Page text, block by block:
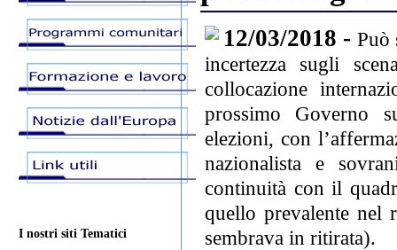
I nostri siti Tematici
12/03/2018 - Può
incertezza sugli
collocazione
prossimo Governo
elezioni, con
nazionalista e
continuità con il
quello prevalente nel
sembrava in ritirata).